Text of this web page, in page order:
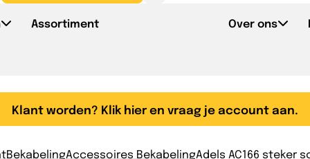
Assortiment Over ons
Klant worden? Klik hier en vraag je account aan.
BekabelingAccessoires BekabelingAdels AC166 steker